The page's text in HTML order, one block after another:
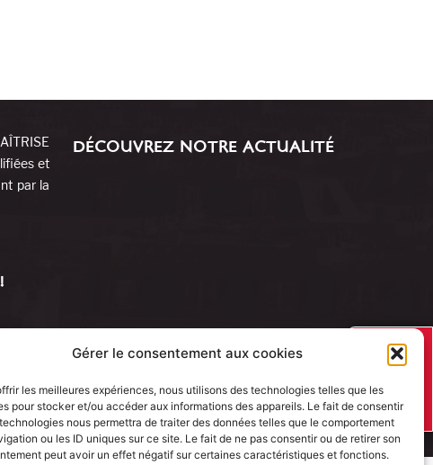
Gérer le consentement aux cookies
les meilleures expériences, nous utilisons des technologies telles que les
pour stocker et/ou accéder aux informations des appareils. Le fait de consentir
nous permettra de traiter des données telles que le comportement
ou les ID uniques sur ce site. Le fait de ne pas consentir ou de retirer son
peut avoir un effet négatif sur certaines caractéristiques et fonctions.
et
par la
DÉCOUVREZ NOTRE ACTUALITÉ
J’AI UN
PROJET